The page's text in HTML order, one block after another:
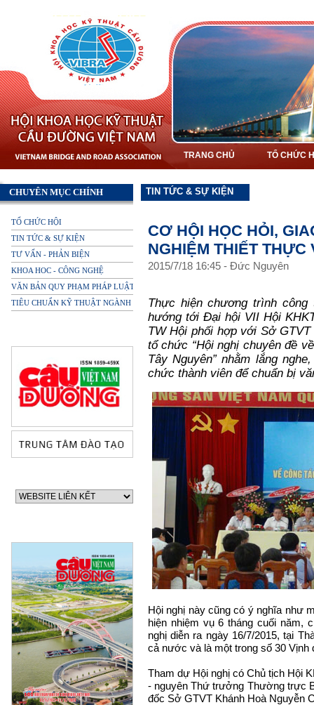
TRANG CHỦ TỔ CHỨC
CHUYÊN MỤC CHÍNH
TỔ CHỨC HỘI
TIN TỨC & SỰ KIỆN
TƯ VẤN - PHẢN BIỆN
KHOA HOC - CÔNG NGHỆ
VĂN BẢN QUY PHẠM PHÁP LUẬT
TIÊU CHUẨN KỸ THUẬT NGÀNH
TIN TỨC & SỰ KIỆN
CƠ HỘI HỌC HỎI,
NGHIỆM THIẾT THỰC
2015/7/18 16:45- Đức Nguyên
Thực hiện chương trình
hướng tới Đại hội VII Hội
TW Hội phối hợp với Sở
tổ chức “Hội nghị chuyên đề
Tây Nguyên” nhằm lắng
chức thành viên để chuẩn bị
Hội nghị này cũng có ý nghĩa như
hiện nhiệm vụ 6 tháng cuối năm,
nghị diễn ra ngày 16/7/2015, tại
cả nước và là một trong số 30 Vịnh
Tham dự Hội nghị có Chủ tịch Hội
- nguyên Thứ trưởng Thường trực
đốc Sở GTVT Khánh Hoà Nguyễn
60 NĂM ĐIỆN BIÊN PHỦ
2015)